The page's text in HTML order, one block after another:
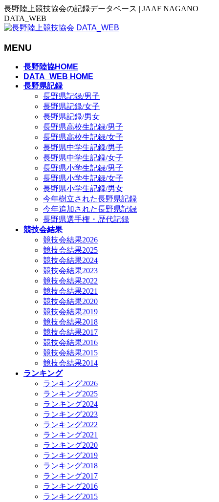
長野陸上競技協会の記録データベース | JAAF NAGANO
DATA_WEB
MENU
長野陸協HOME
DATA_WEB HOME
長野県記録
長野県記録/男子
長野県記録/女子
長野県記録/男女
長野県高校生記録/男子
長野県高校生記録/女子
長野県中学生記録/男子
長野県中学生記録/女子
長野県小学生記録/男子
長野県小学生記録/女子
長野県小学生記録/男女
今年樹立された長野県記録
今年追加された長野県記録
長野県選手権・歴代記録
競技会結果
競技会結果2026
競技会結果2025
競技会結果2024
競技会結果2023
競技会結果2022
競技会結果2021
競技会結果2020
競技会結果2019
競技会結果2018
競技会結果2017
競技会結果2016
競技会結果2015
競技会結果2014
ランキング
ランキング2026
ランキング2025
ランキング2024
ランキング2023
ランキング2022
ランキング2021
ランキング2020
ランキング2019
ランキング2018
ランキング2017
ランキング2016
ランキング2015